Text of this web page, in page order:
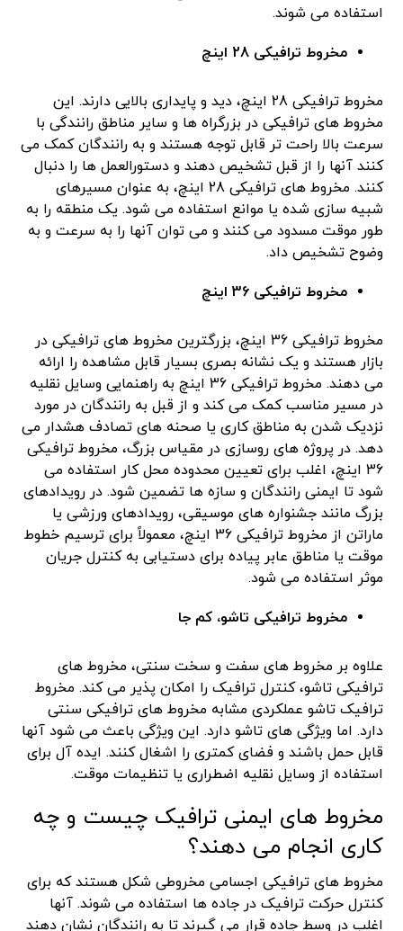
استفاده می شوند.
مخروط ترافیکی 28 اینچ
مخروط ترافیکی 28 اینچ، دید و پایداری بالایی دارند. این
مخروط های ترافیکی در بزرگراه ها و سایر مناطق رانندگی با
سرعت بالا راحت تر قابل توجه هستند و به رانندگان کمک می
کنند آنها را از قبل تشخیص دهند و دستورالعمل ها را دنبال
کنند. مخروط های ترافیکی 28 اینچ، به عنوان مسیرهای
شبیه سازی شده یا موانع استفاده می شود. یک منطقه را به
طور موقت مسدود می کنند و می توان آنها را به سرعت و به
وضوح تشخیص داد.
مخروط ترافیکی 36 اینچ
مخروط ترافیکی 36 اینچ، بزرگترین مخروط های ترافیکی در
بازار هستند و یک نشانه بصری بسیار قابل مشاهده را ارائه
می دهند. مخروط ترافیکی 36 اینچ به راهنمایی وسایل نقلیه
در مسیر مناسب کمک می کند و از قبل به رانندگان در مورد
نزدیک شدن به مناطق کاری یا صحنه های تصادف هشدار می
دهد. در پروژه های روسازی در مقیاس بزرگ، مخروط ترافیکی
36 اینچ، اغلب برای تعیین محدوده محل کار استفاده می
شود تا ایمنی رانندگان و سازه ها تضمین شود. در رویدادهای
بزرگ مانند جشنواره های موسیقی، رویدادهای ورزشی یا
ماراتن از مخروط ترافیکی 36 اینچ، معمولاً برای ترسیم خطوط
موقت یا مناطق عابر پیاده برای دستیابی به کنترل جریان
موثر استفاده می شود.
مخروط ترافیکی تاشو، کم جا
علاوه بر مخروط های سفت و سخت سنتی، مخروط های
ترافیکی تاشو، کنترل ترافیک را امکان پذیر می کند. مخروط
ترافیک تاشو عملکردی مشابه مخروط های ترافیکی سنتی
دارد. اما ویژگی های تاشو دارد. این ویژگی باعث می شود آنها
قابل حمل باشند و فضای کمتری را اشغال کنند. ایده آل برای
استفاده از وسایل نقلیه اضطراری یا تنظیمات موقت.
مخروط های ایمنی ترافیک چیست و چه
کاری انجام می دهند؟
مخروط های ترافیکی اجسامی مخروطی شکل هستند که برای
کنترل حرکت ترافیک در جاده ها استفاده می شوند. آنها
اغلب در وسط جاده قرار می گیرند تا به رانندگان نشان دهند